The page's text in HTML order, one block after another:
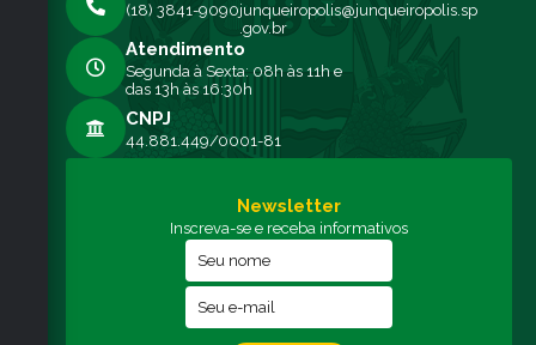
(18) 3841-9090junqueiropolis@junqueiropolis.sp
.gov.br
Atendimento
Segunda à Sexta: 08h às 11h e
das 13h às 16:30h
CNPJ
44.881.449/0001-81
Newsletter
Inscreva-se e receba informativos